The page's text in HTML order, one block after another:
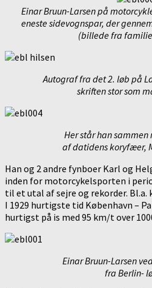
Einar Bruun-Larsen på
enestesidevognspar, der
(billede fra
Autograf fra det 2. løb på
skriften stor som
Her står han sammen
af datidens koryfæer,
Han og 2 andre fynboer Karl og
inden for motorcykelsporten i
til et utal af sejre og rekorder. Bl.a.
I 1929 hurtigste tid København –
hurtigst på is med 95 km/t over
Einar Bruun-Larsen
fra Berlin-